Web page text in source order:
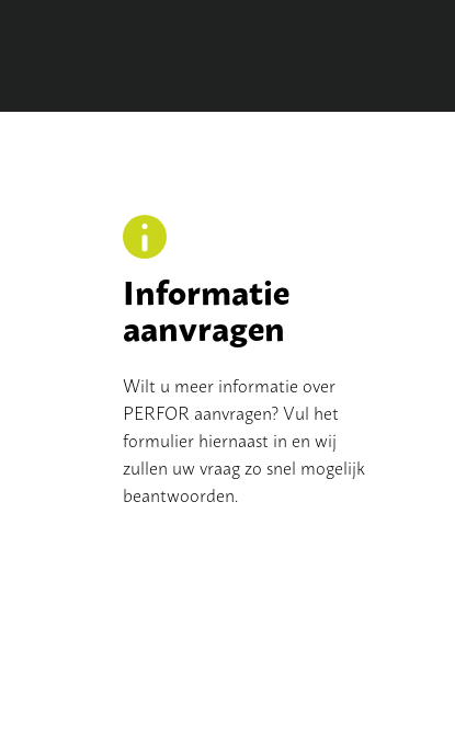
Informatie
aanvragen
Wilt u meer informatie over
PERFOR aanvragen? Vul het
formulier hiernaast in en wij
zullen uw vraag zo snel mogelijk
beantwoorden.